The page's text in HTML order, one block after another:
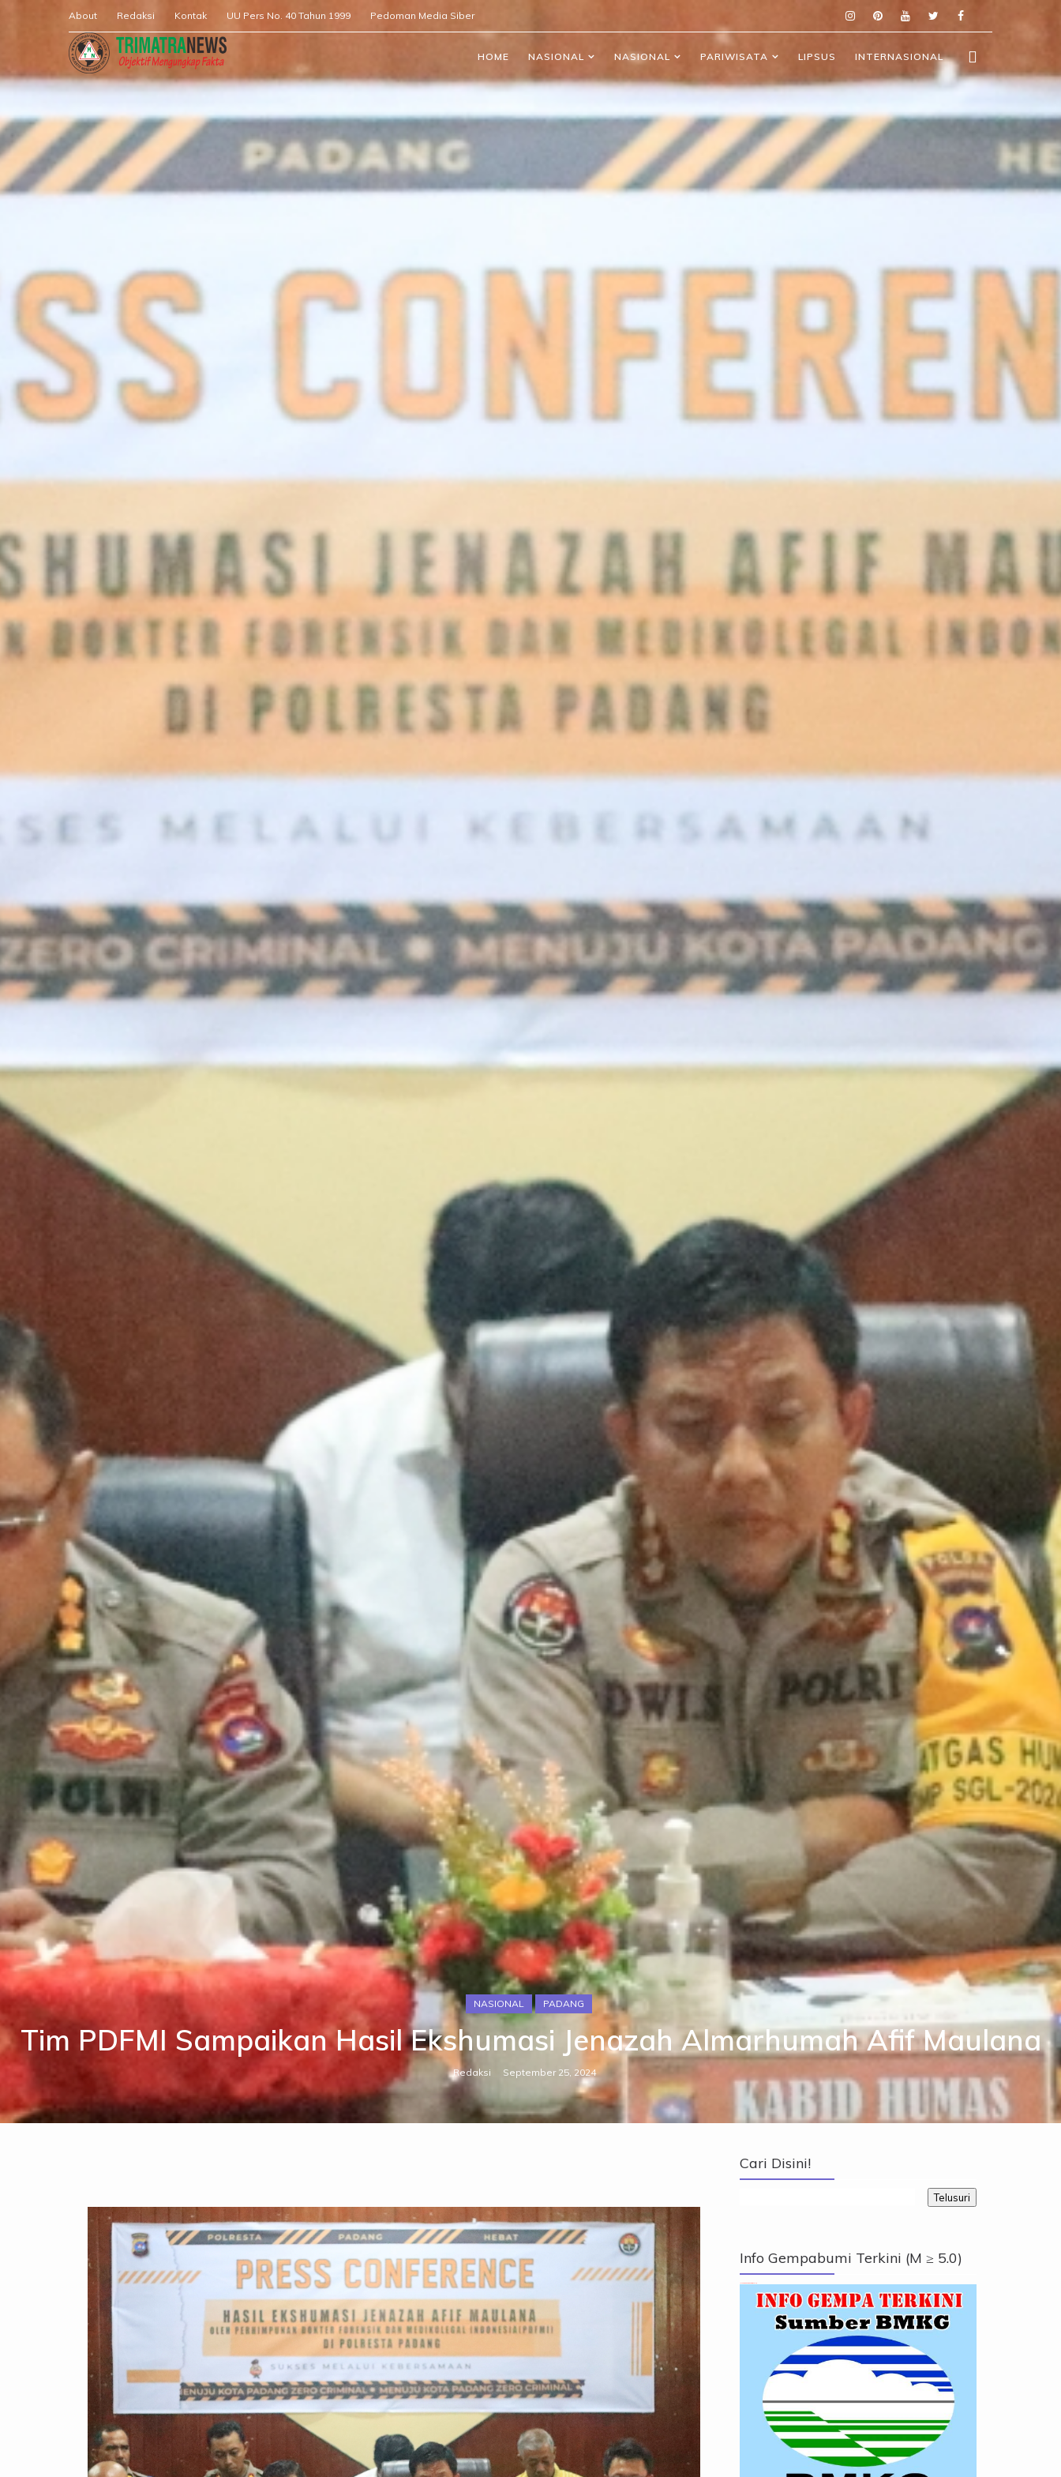
About Redaksi Kontak UU Pers No. 40 Tahun 1999 Pedoman Media Siber
HOME NASIONAL NASIONAL PARIWISATA LIPSUS INTERNASIONAL
NASIONAL PADANG
Tim PDFMI Sampaikan Hasil Ekshumasi Jenazah Almarhumah Afif Maulana
Redaksi September 25, 2024
Cari Disini!
Info Gempabumi Terkini (M ≥ 5.0)